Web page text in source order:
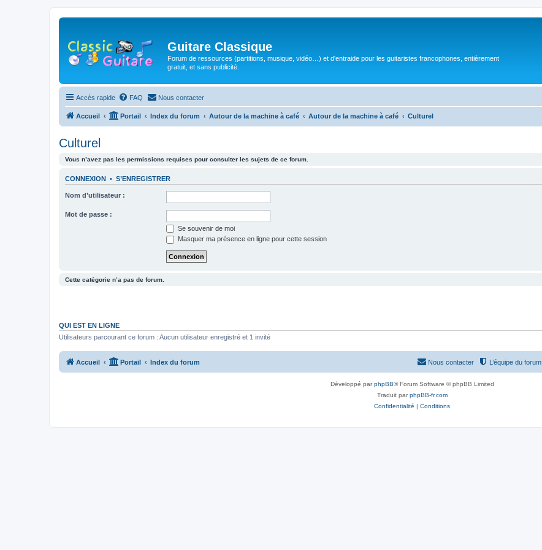
Guitare Classique
Forum de ressources (partitions, musique, vidéo…) et d'entraide pour les guitaristes francophones, entièrement
gratuit, et sans publicité.
Accès rapide FAQ Nous contacter
Accueil Portail Index du forum Autour de la machine à café Autour de la machine à café Culturel
Culturel
Vous n’avez pas les permissions requises pour consulter les sujets de ce forum.
CONNEXION • S’ENREGISTRER
Nom d’utilisateur :
Mot de passe :
Se souvenir de moi
Masquer ma présence en ligne pour cette session
Cette catégorie n’a pas de forum.
QUI EST EN LIGNE
Utilisateurs parcourant ce forum : Aucun utilisateur enregistré et 1 invité
Accueil Portail Index du forum L’équipe du forum
Nous contacter
Développé parphpBB® Forum Software © phpBB Limited
Traduit parphpBB-fr.com
Confidentialité | Conditions